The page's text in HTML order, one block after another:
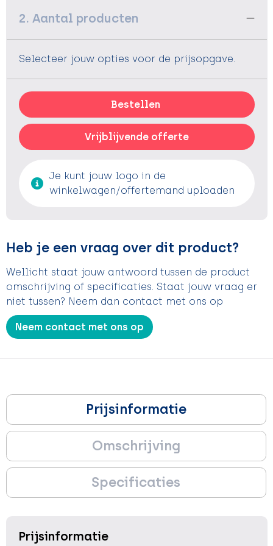
2. Aantal producten
Selecteer jouw opties voor de prijsopgave.
Bestellen
Vrijblijvende offerte
Je kunt jouw logo in de
winkelwagen/offertemand uploaden
Heb je een vraag over dit product?
Wellicht staat jouw antwoord tussen de product
omschrijving of specificaties. Staat jouw vraag er
niet tussen? Neem dan contact met ons op
Neem contact met ons op
Prijsinformatie
Omschrijving
Specificaties
Prijsinformatie